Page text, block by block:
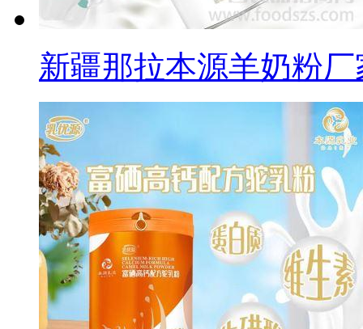
新疆那拉本源羊奶粉